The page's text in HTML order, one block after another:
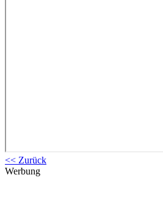
<< Zurück
Werbung